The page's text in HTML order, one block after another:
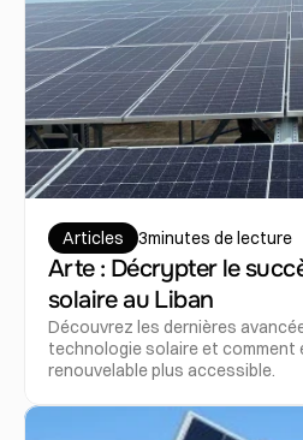
Articles 3minutes de lecture
Arte : Décrypter le
solaire au Liban
Découvrez les dernières
technologie solaire et comment
renouvelable plus accessible.